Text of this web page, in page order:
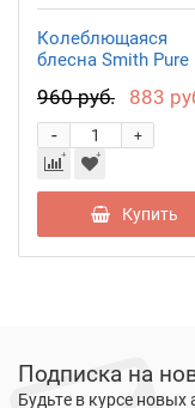
Колеблющаяся
блесна Smith Pure
960 руб. 883
+
-
Купить
Подписка на
Будьте в курсе